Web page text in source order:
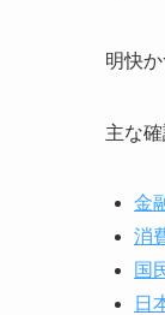
明快
主な
金
消
国
日